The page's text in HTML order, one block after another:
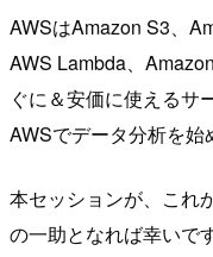
AWSはAmazon S3、
AWS Lambda、
ぐに＆安価に使えるサ
AWSでデータ分析を始
本セッションが、これ
の一助となれば幸いです